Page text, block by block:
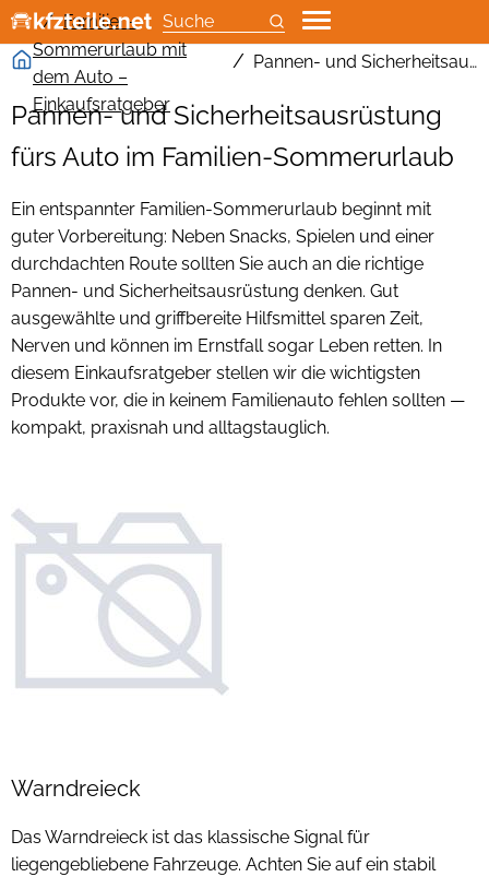
Klimaanlage Auto
Auto-Kraftstoffanlagen
Autolampen
Fahrzeugbeleuchtung
Fahrzeugsensorik
Lichtmaschinen
Luftfilter
Scheibenwischer
Zündkerzen
Ölfilter
KFZ Spannungswandler
Kindersitze
Mittelarmlehnen
Pannenhilfe
Sitzbezüge
Standheizungen
Starthilfekabel & weiteres Starthilfe-Zubehör
Motorradabdeckung
Motorradtaschen
Motorradreifen
Motorradschlösser
Motorradteile
Auto Subwoofer
Autoantennen
Car Hifi Kabel
Car HiFi
Dashcams
Doppel-DIN-Radios
Endstufen Auto
Freisprecheinrichtungen
Navi Taschen
Navi-Zubehör
Navigationsgeräte
Navigationssoftware
Ganzjahresreifen
Kompletträder
Offroadreifen
Radkappen
Reifen
Reifen Zubehör
Runderneuerte Reifen
Schneeketten
Winterreifen
Additive
Betriebs- & Wartungsstoffe
Inspektionspakete
Motoröle
Suche
Familien-
Sommerurlaub mit
dem Auto –
Einkaufsratgeber
Pannen- und Sicherheitsausrüstung fürs Auto im Sommerurlaub mit der Familie
Pannen- und Sicherheitsausrüstung
fürs Auto im Familien-Sommerurlaub
Ein entspannter Familien-Sommerurlaub beginnt mit
guter Vorbereitung: Neben Snacks, Spielen und einer
durchdachten Route sollten Sie auch an die richtige
Pannen- und Sicherheitsausrüstung denken. Gut
ausgewählte und griffbereite Hilfsmittel sparen Zeit,
Nerven und können im Ernstfall sogar Leben retten. In
diesem Einkaufsratgeber stellen wir die wichtigsten
Produkte vor, die in keinem Familienauto fehlen sollten —
kompakt, praxisnah und alltagstauglich.
Warndreieck
Das Warndreieck ist das klassische Signal für
liegengebliebene Fahrzeuge. Achten Sie auf ein stabil